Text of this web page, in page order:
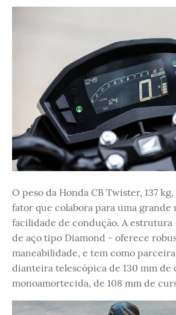
O peso da Honda CB Twister, 137
fator que colabora para uma grande
facilidade de condução. A
de aço tipo Diamond - oferece
maneabilidade, e tem como
dianteira telescópica de 130 mm de
monoamortecida, de 108 mm de